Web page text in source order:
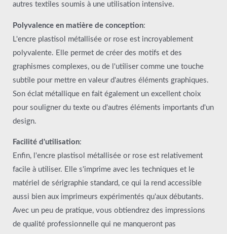
autres textiles soumis à une utilisation intensive.
Polyvalence en matière de conception:
L'encre plastisol métallisée or rose est incroyablement
polyvalente. Elle permet de créer des motifs et des
graphismes complexes, ou de l'utiliser comme une touche
subtile pour mettre en valeur d'autres éléments graphiques.
Son éclat métallique en fait également un excellent choix
pour souligner du texte ou d'autres éléments importants d'un
design.
Facilité d'utilisation:
Enfin, l'encre plastisol métallisée or rose est relativement
facile à utiliser. Elle s'imprime avec les techniques et le
matériel de sérigraphie standard, ce qui la rend accessible
aussi bien aux imprimeurs expérimentés qu'aux débutants.
Avec un peu de pratique, vous obtiendrez des impressions
de qualité professionnelle qui ne manqueront pas